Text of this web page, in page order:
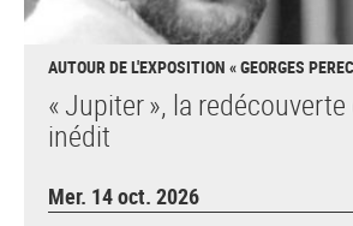
AUTOUR DE L'EXPOSITION « GEORGES
« Jupiter », la
inédit
Mer. 14 oct. 2026